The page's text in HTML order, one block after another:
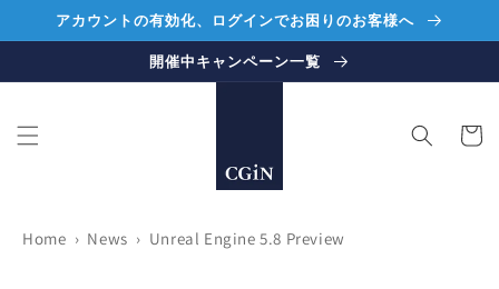
ンツに
進む
アカウントの有効化、ログインでお困りのお客様へ
開催中キャンペーン一覧
ー
Home › News › Unreal Engine 5.8 Preview